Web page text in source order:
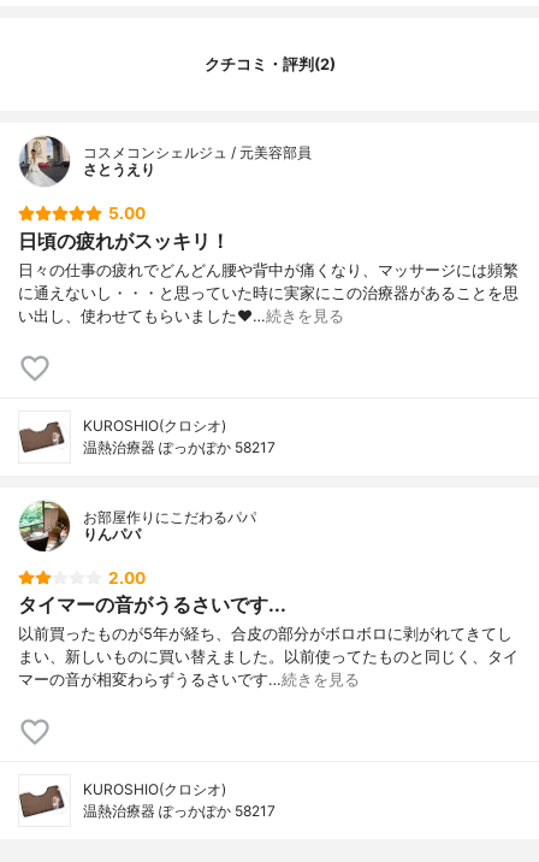
クチコミ・評判(2)
コスメコンシェルジュ / 元美容部員
さとうえり
5.00
日頃の疲れがスッキリ！
日々の仕事の疲れでどんどん腰や背中が痛くなり、マッサージには頻繁
に通えないし・・・と思っていた時に実家にこの治療器があることを思
い出し、使わせてもらいました❤️…続きを見る
KUROSHIO(クロシオ)
温熱治療器 ぽっかぽか 58217
お部屋作りにこだわるパパ
りんパパ
2.00
タイマーの音がうるさいです...
以前買ったものが5年が経ち、合皮の部分がボロボロに剥がれてきてし
まい、新しいものに買い替えました。以前使ってたものと同じく、タイ
マーの音が相変わらずうるさいです…続きを見る
KUROSHIO(クロシオ)
温熱治療器 ぽっかぽか 58217